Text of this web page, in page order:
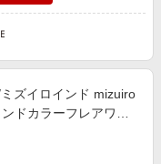
ズイロインド mizuiro
ドカラーフレアワン